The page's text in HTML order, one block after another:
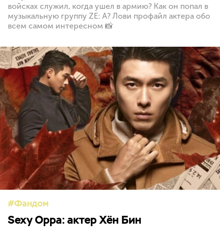
войсках служил, когда ушел в армию? Как он попал в
музыкальную группу ZE: A? Лови профайл актера обо
всем самом интересном 📸
Фандом
Sexy Oppa: актер Хён Бин